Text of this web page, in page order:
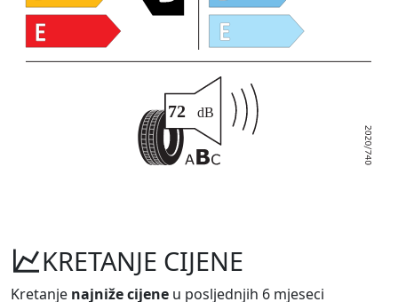
KRETANJE CIJENE
Kretanje najniže cijene u posljednjih 6 mjeseci